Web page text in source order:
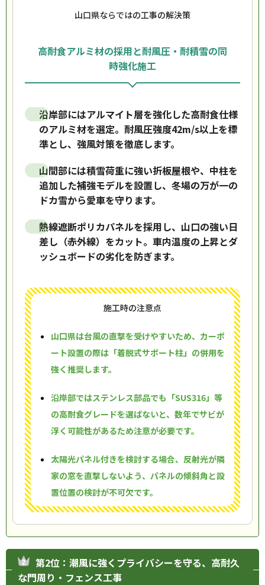
山口県ならではの工事の解決策
高耐食アルミ材の採用と耐風圧・耐積雪の同
時強化施工
沿岸部にはアルマイト層を強化した高耐食仕様
のアルミ材を選定。耐風圧強度42m/s以上を標
準とし、強風対策を徹底します。
山間部には積雪荷重に強い折板屋根や、中柱を
追加した補強モデルを設置し、冬場の万が一の
ドカ雪から愛車を守ります。
熱線遮断ポリカパネルを採用し、山口の強い日
差し（赤外線）をカット。車内温度の上昇とダ
ッシュボードの劣化を防ぎます。
施工時の注意点
山口県は台風の直撃を受けやすいため、カーポ
ート設置の際は「着脱式サポート柱」の併用を
強く推奨します。
沿岸部ではステンレス部品でも「SUS316」等
の高耐食グレードを選ばないと、数年でサビが
浮く可能性があるため注意が必要です。
太陽光パネル付きを検討する場合、反射光が隣
家の窓を直撃しないよう、パネルの傾斜角と設
置位置の検討が不可欠です。
第2位：潮風に強くプライバシーを守る、高耐久
な門周り・フェンス工事